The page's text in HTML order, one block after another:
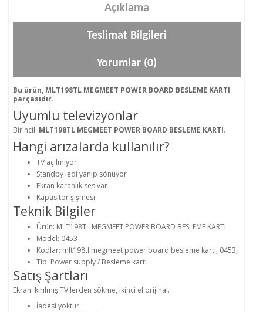
Açıklama
Teslimat Bilgileri
Yorumlar (0)
Bu ürün, MLT198TL MEGMEET POWER BOARD BESLEME KARTI
parçasıdır.
Uyumlu televizyonlar
Birincil: MLT198TL MEGMEET POWER BOARD BESLEME KARTI.
Hangi arızalarda kullanılır?
TV açılmıyor
Standby ledi yanıp sönüyor
Ekran karanlık ses var
Kapasitör şişmesi
Teknik Bilgiler
Ürün: MLT198TL MEGMEET POWER BOARD BESLEME KARTI
Model: 0453
Kodlar: mlt198tl megmeet power board besleme karti, 0453,
Tip: Power supply / Besleme kartı
Satış Şartları
Ekranı kırılmış TV'lerden sökme, ikinci el orijinal.
İadesi yoktur.